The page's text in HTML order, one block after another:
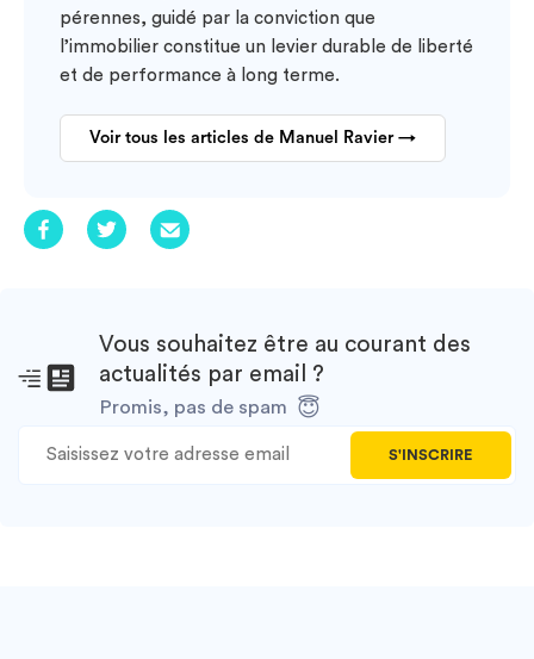
pérennes, guidé par la conviction que
l’immobilier constitue un levier durable de liberté
et de performance à long terme.
Voir tous les articles de Manuel Ravier →
Vous souhaitez être au courant des
actualités par email ?
Promis, pas de spam
S'INSCRIRE